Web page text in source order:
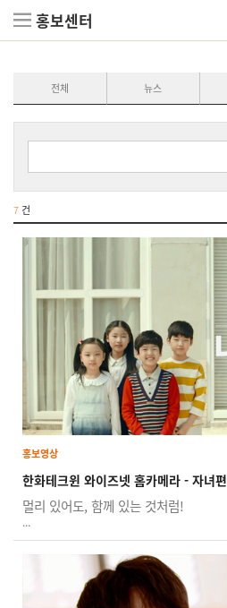
홍보센터
전체 뉴스
7 건
홍보영상
한화테크윈 와이즈넷 홈카메라 - 자녀편
멀리 있어도, 함께 있는 것처럼!
...